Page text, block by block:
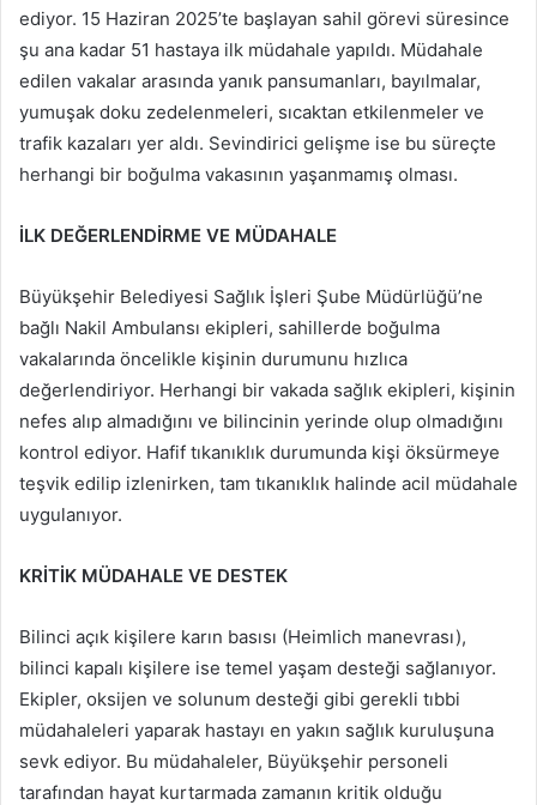
ediyor. 15 Haziran 2025’te başlayan sahil görevi süresince
şu ana kadar 51 hastaya ilk müdahale yapıldı. Müdahale
edilen vakalar arasında yanık pansumanları, bayılmalar,
yumuşak doku zedelenmeleri, sıcaktan etkilenmeler ve
trafik kazaları yer aldı. Sevindirici gelişme ise bu süreçte
herhangi bir boğulma vakasının yaşanmamış olması.
İLK DEĞERLENDİRME VE MÜDAHALE
Büyükşehir Belediyesi Sağlık İşleri Şube Müdürlüğü’ne
bağlı Nakil Ambulansı ekipleri, sahillerde boğulma
vakalarında öncelikle kişinin durumunu hızlıca
değerlendiriyor. Herhangi bir vakada sağlık ekipleri, kişinin
nefes alıp almadığını ve bilincinin yerinde olup olmadığını
kontrol ediyor. Hafif tıkanıklık durumunda kişi öksürmeye
teşvik edilip izlenirken, tam tıkanıklık halinde acil müdahale
uygulanıyor.
KRİTİK MÜDAHALE VE DESTEK
Bilinci açık kişilere karın basısı (Heimlich manevrası),
bilinci kapalı kişilere ise temel yaşam desteği sağlanıyor.
Ekipler, oksijen ve solunum desteği gibi gerekli tıbbi
müdahaleleri yaparak hastayı en yakın sağlık kuruluşuna
sevk ediyor. Bu müdahaleler, Büyükşehir personeli
tarafından hayat kurtarmada zamanın kritik olduğu